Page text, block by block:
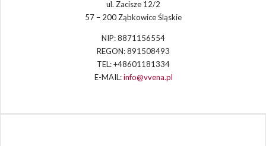
ul. Zacisze 12/2
57 – 200 Ząbkowice Śląskie
NIP: 8871156554
REGON: 891508493
TEL: +48601181334
E-MAIL:info@vvena.pl